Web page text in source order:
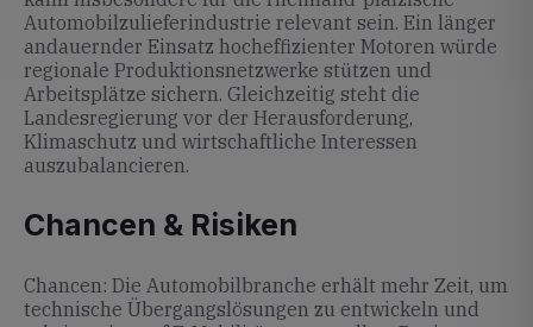
Automobilzulieferindustrie relevant sein. Ein länger
andauernder Einsatz hocheffizienter Motoren würde
regionale Produktionsnetzwerke stützen und
Arbeitsplätze sichern. Gleichzeitig steht die
Landesregierung vor der Herausforderung,
Klimaschutz und wirtschaftliche Interessen
auszubalancieren.
Chancen & Risiken
Chancen: Die Automobilbranche erhält mehr Zeit, um
technische Übergangslösungen zu entwickeln und